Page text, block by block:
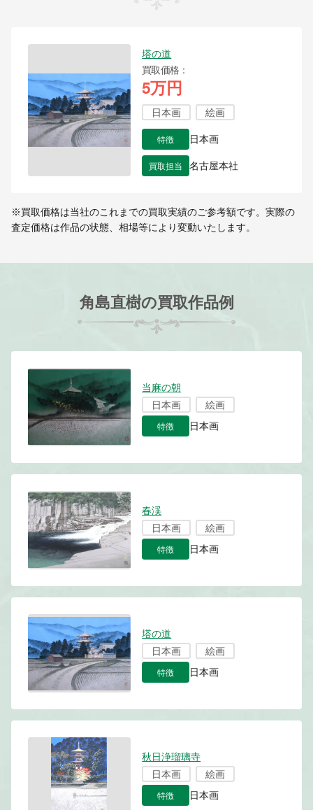
塔の道
買取価格
5万円
日本画 絵画
特徴 日本画
買取担当 名古屋本社
※買取価格は当社のこれまでの買取実績のご参考額です。実際の
査定価格は作品の状態、相場等により変動いたします。
角島直樹の買取作品例
当麻の朝
日本画
絵画
特徴 日本画
春渓
日本画
絵画
特徴 日本画
塔の道
日本画
絵画
特徴 日本画
秋日浄瑠璃寺
日本画
絵画
特徴 日本画